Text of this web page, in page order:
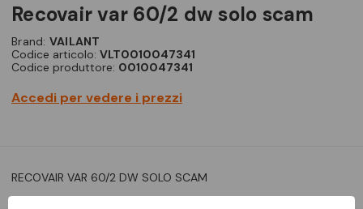
recovair var 60/2 dw solo scam
Brand: VAILANT
Codice articolo: VLT0010047341
Codice produttore: 0010047341
Accedi per vedere i prezzi
RECOVAIR VAR 60/2 DW SOLO SCAM